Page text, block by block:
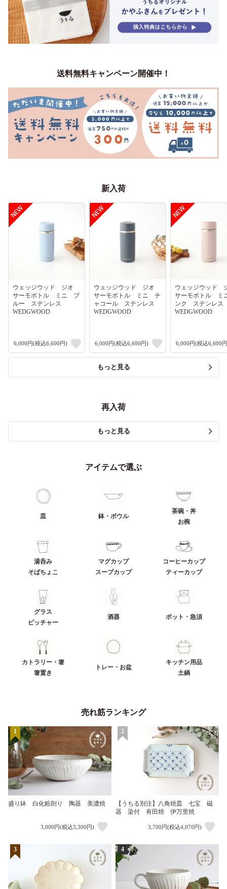
送料無料キャンペーン開催中！
新入荷
ウェッジウッド ジオ
サーモボトル ミニ ブ
ルー ステンレス
WEDGWOOD
6,000円(税込6,600円)
ウェッジウッド ジオ
サーモボトル ミニ チ
ャコール ステンレス
WEDGWOOD
6,000円(税込6,600円)
ウェッジウッド
サーモボトル
ンク ステンレ
WEDGWOOD
6,000円(税込6,600
もっと見る
再入荷
もっと見る
アイテムで選ぶ
皿 鉢・ボウル
茶碗・丼
お椀
湯呑み
そばちょこ
マグカップ
スープカップ
コーヒーカップ
ティーカップ
グラス
ピッチャー
酒器 ポット・急須
カトラリー・箸
箸置き
トレー・お盆
キッチン用品
土鍋
売れ筋ランキング
1
盛り鉢 白化粧削り 陶器 美濃焼
3,000円(税込3,300円)
2
【うちる別注】八角焼皿 七宝 磁
器 染付 有田焼 伊万里焼
3,700円(税込4,070円)
3 4